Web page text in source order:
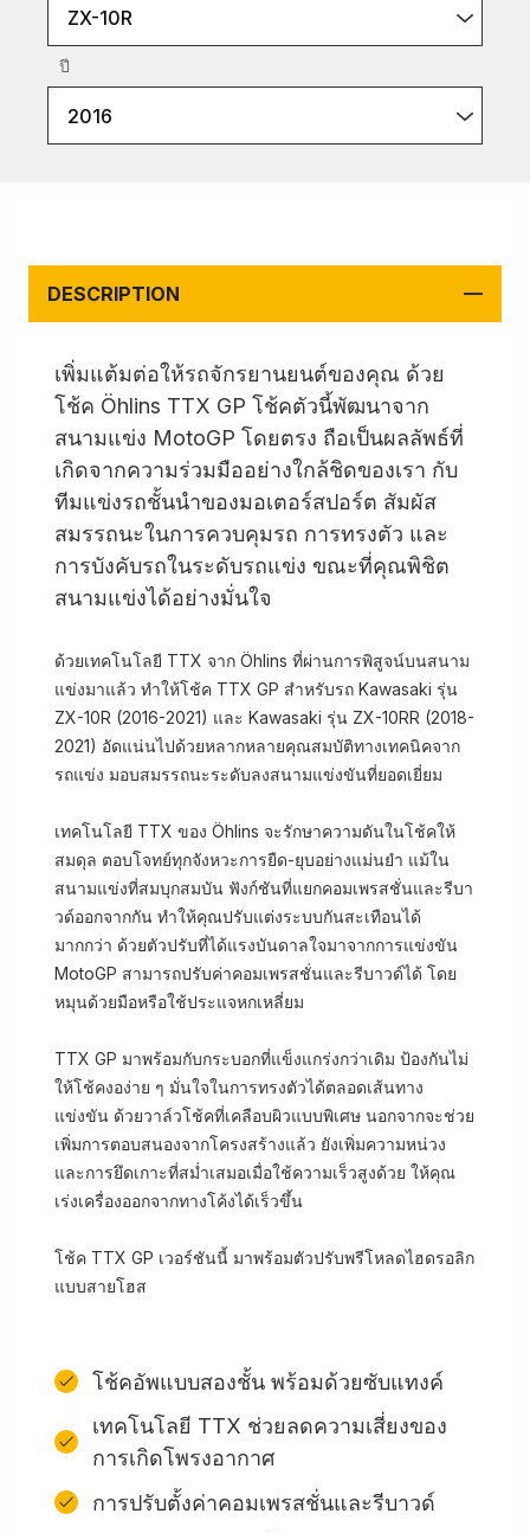
ZX-10R
ปี
2016
DESCRIPTION
เพิ่มแต้มต่อให้รถจักรยานยนต์ของคุณ ด้วย
โช้ค Öhlins TTX GP โช้คตัวนี้พัฒนาจาก
สนามแข่ง MotoGP โดยตรง ถือเป็นผลลัพธ์ที่
เกิดจากความร่วมมืออย่างใกล้ชิดของเรา กับ
ทีมแข่งรถชั้นนำของมอเตอร์สปอร์ต สัมผัส
สมรรถนะในการควบคุมรถ การทรงตัว และ
การบังคับรถในระดับรถแข่ง ขณะที่คุณพิชิต
สนามแข่งได้อย่างมั่นใจ
ด้วยเทคโนโลยี TTX จาก Öhlins ที่ผ่านการพิสูจน์บนสนาม
แข่งมาแล้ว ทำให้โช้ค TTX GP สำหรับรถ Kawasaki รุ่น
ZX-10R (2016-2021) และ Kawasaki รุ่น ZX-10RR (2018-
2021) อัดแน่นไปด้วยหลากหลายคุณสมบัติทางเทคนิคจาก
รถแข่ง มอบสมรรถนะระดับลงสนามแข่งขันที่ยอดเยี่ยม
เทคโนโลยี TTX ของ Öhlins จะรักษาความดันในโช้คให้
สมดุล ตอบโจทย์ทุกจังหวะการยืด-ยุบอย่างแม่นยำ แม้ใน
สนามแข่งที่สมบุกสมบัน ฟังก์ชันที่แยกคอมเพรสชั่นและรีบา
วด์ออกจากกัน ทำให้คุณปรับแต่งระบบกันสะเทือนได้
มากกว่า ด้วยตัวปรับที่ได้แรงบันดาลใจมาจากการแข่งขัน
MotoGP สามารถปรับค่าคอมเพรสชั่นและรีบาวด์ได้ โดย
หมุนด้วยมือหรือใช้ประแจหกเหลี่ยม
TTX GP มาพร้อมกับกระบอกที่แข็งแกร่งกว่าเดิม ป้องกันไม่
ให้โช้คงอง่าย ๆ มั่นใจในการทรงตัวได้ตลอดเส้นทาง
แข่งขัน ด้วยวาล์วโช้คที่เคลือบผิวแบบพิเศษ นอกจากจะช่วย
เพิ่มการตอบสนองจากโครงสร้างแล้ว ยังเพิ่มความหน่วง
และการยึดเกาะที่สม่ำเสมอเมื่อใช้ความเร็วสูงด้วย ให้คุณ
เร่งเครื่องออกจากทางโค้งได้เร็วขึ้น
โช้ค TTX GP เวอร์ชันนี้ มาพร้อมตัวปรับพรีโหลดไฮดรอลิก
แบบสายโฮส
โช้คอัพแบบสองชั้น พร้อมด้วยซับแทงค์
เทคโนโลยี TTX ช่วยลดความเสี่ยงของ
การเกิดโพรงอากาศ
การปรับตั้งค่าคอมเพรสชั่นและรีบาวด์